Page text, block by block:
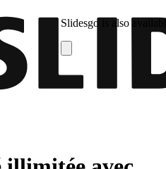
Slidesgo is also